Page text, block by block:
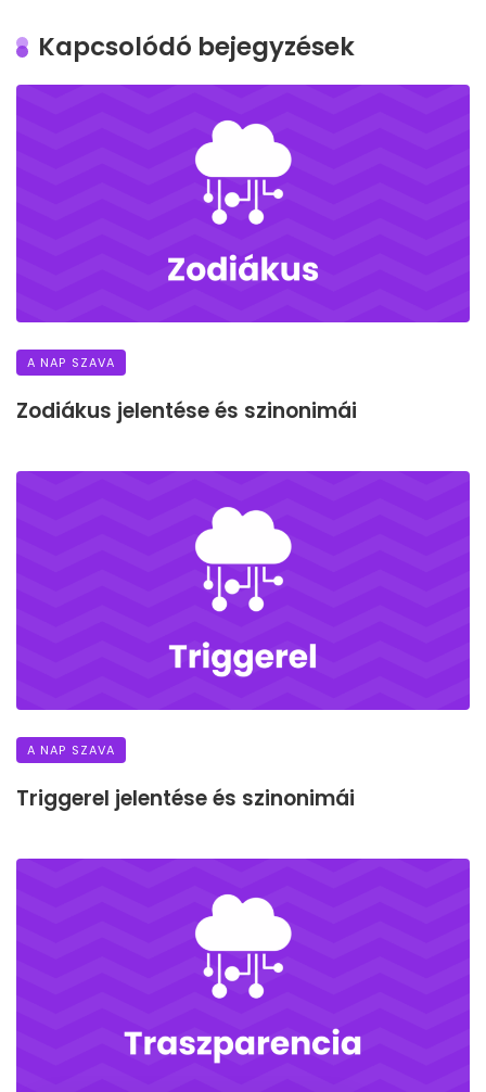
Kapcsolódó bejegyzések
A NAP SZAVA
Zodiákus jelentése és szinonimái
A NAP SZAVA
Triggerel jelentése és szinonimái